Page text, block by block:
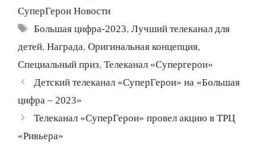
СуперГерои Новости
Метки
Большая цифра-2023,Лучший телеканал для
детей, Награда, Оригинальная концепция,
Специальный приз, Телеканал «Супергерои»
Навигация
записи
Детский телеканал «СуперГерои» на «Большая
цифра – 2023»
Телеканал «СуперГерои» провел акцию в ТРЦ
«Ривьера»